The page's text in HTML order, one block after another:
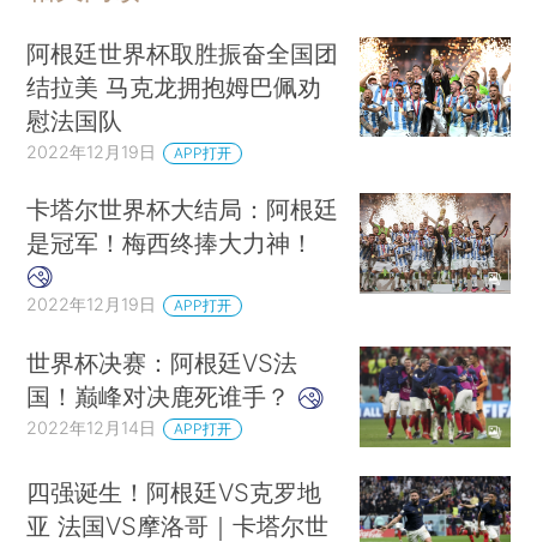
阿根廷世界杯取胜振奋全国团
结拉美 马克龙拥抱姆巴佩劝
慰法国队
2022年12月19日 APP打开
卡塔尔世界杯大结局：阿根廷
是冠军！梅西终捧大力神！
2022年12月19日 APP打开
世界杯决赛：阿根廷VS法
国！巅峰对决鹿死谁手？
2022年12月14日 APP打开
四强诞生！阿根廷VS克罗地
亚 法国VS摩洛哥｜卡塔尔世